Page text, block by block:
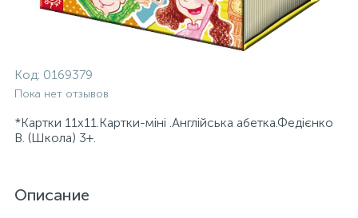
Код: 0169379
Пока нет отзывов
*Картки 11х11.Картки-міні .Англійська абетка.Федієнко
В. (Школа) 3+.
Описание